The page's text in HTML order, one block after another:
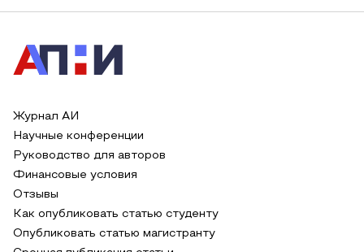
Журнал АИ
Научные конференции
Руководство для авторов
Финансовые условия
Отзывы
Как опубликовать статью студенту
Опубликовать статью магистранту